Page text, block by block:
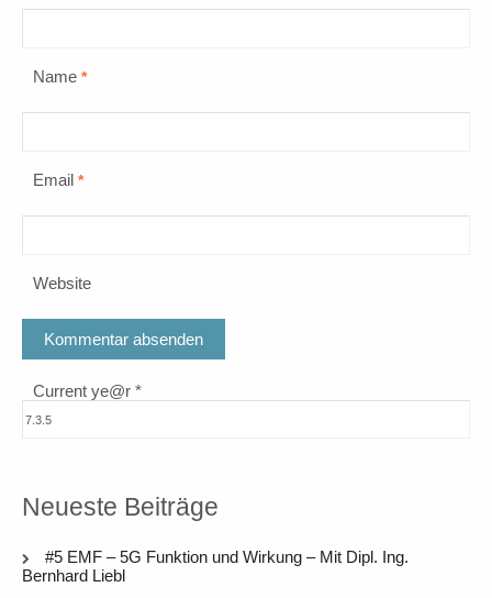
Name *
Email *
Website
Current ye@r *
Neueste Beiträge
#5 EMF – 5G Funktion und Wirkung – Mit Dipl. Ing.
Bernhard Liebl